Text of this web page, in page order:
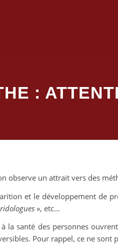
:
observe un attrait vers des
et le développement de
», etc…
la santé des personnes
Pour rappel, ce ne sont